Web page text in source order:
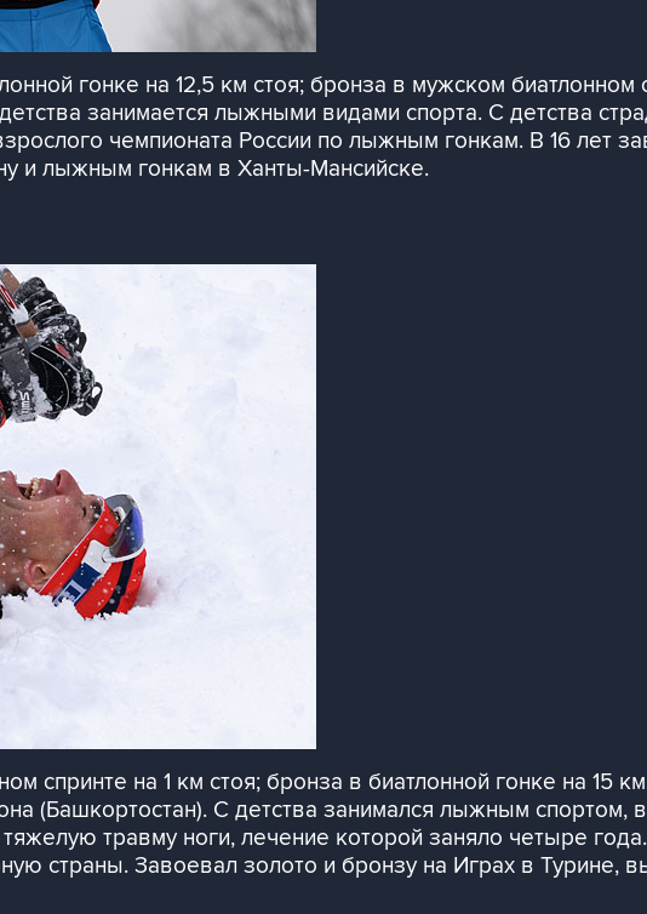
гонке на 12,5 км стоя; бронза в мужском биатлонном
занимается лыжными видами спорта. С детства
чемпионата России по лыжным гонкам. В 16 лет
и лыжным гонкам в Ханты-Мансийске.
спринте на 1 км стоя; бронза в биатлонной гонке на 15
(Башкортостан). С детства занимался лыжным спортом,
травму ноги, лечение которой заняло четыре
страны. Завоевал золото и бронзу на Играх в Турине,